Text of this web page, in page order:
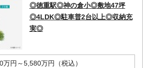
◎徳重駅◎神の倉小◎敷地47坪
◎4LDK◎駐車普2台以上◎収納充
実◎
万円～5,580万円（税込）